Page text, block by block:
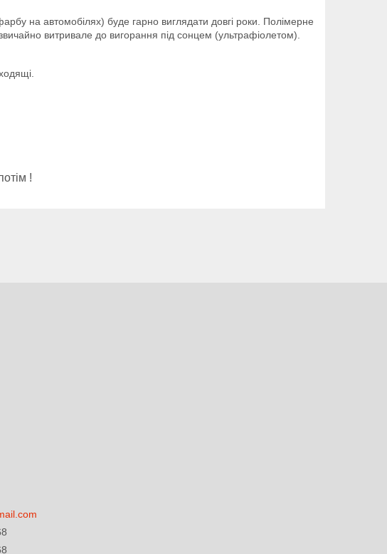
на автомобілях) буде гарно виглядати довгі роки. Полімерне
витривале до вигорання під сонцем (ультрафіолетом).
!